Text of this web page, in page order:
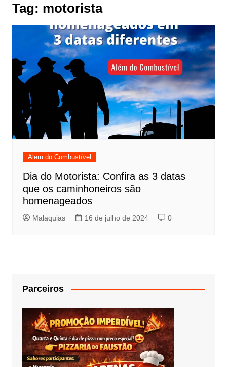
Tag: motorista
Alem do Combustível
Dia do Motorista: Confira as 3 datas
que os caminhoneiros são
homenageados
Malaquias 16 de julho de 2024 0
Parceiros